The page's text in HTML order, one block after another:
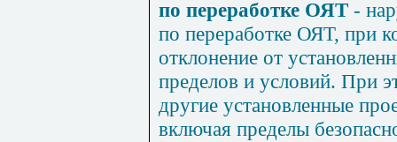
по переработке ОЯТ -
по переработке ОЯТ, при
отклонение от
пределов и условий. При
другие установленные
включая пределы